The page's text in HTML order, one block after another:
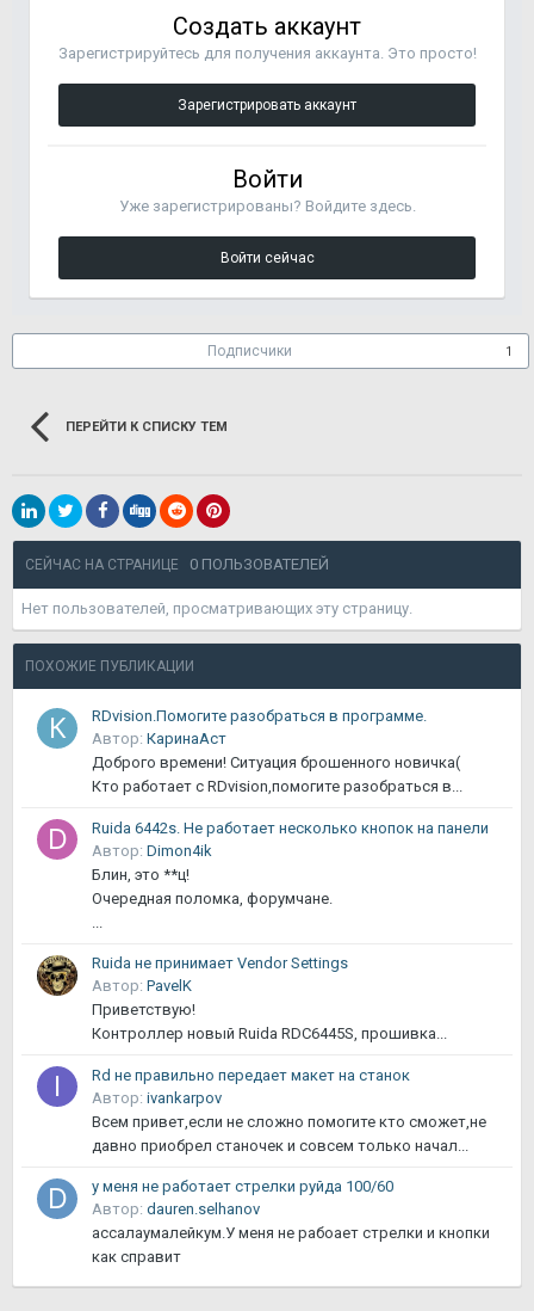
Создать аккаунт
Зарегистрируйтесь для получения аккаунта. Это просто!
Зарегистрировать аккаунт
Войти
Уже зарегистрированы? Войдите здесь.
Войти сейчас
Подписчики 1
ПЕРЕЙТИ К СПИСКУ ТЕМ
СЕЙЧАС НА СТРАНИЦЕ 0 ПОЛЬЗОВАТЕЛЕЙ
Нет пользователей, просматривающих эту страницу.
ПОХОЖИЕ ПУБЛИКАЦИИ
RDvision.Помогите разобраться в программе.
Автор: КаринаАст
Доброго времени! Ситуация брошенного новичка(
Кто работает с RDvision,помогите разобраться в...
Ruida 6442s. Не работает несколько кнопок на панели
Автор: Dimon4ik
Блин, это **ц!
Очередная поломка, форумчане.
Ruida не принимает Vendor Settings
Автор: PavelK
Приветствую!
Контроллер новый Ruida RDC6445S, прошивка...
Rd не правильно передает макет на станок
Автор: ivankarpov
Всем привет,если не сложно помогите кто сможет,не
давно приобрел станочек и совсем только начал...
у меня не работает стрелки руйда 100/60
Автор: dauren.selhanov
ассалаумалейкум.У меня не рабоает стрелки и кнопки
как справит